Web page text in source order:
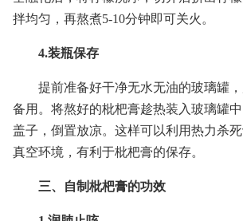
拌均匀，再熬煮5-10分钟即可关火。
4.装瓶保存
提前准备好干净无水无油的玻璃罐
备用。将熬好的枇杷膏趁热装入玻璃罐
盖子，倒置放凉。这样可以利用热力杀
真空环境，有利于枇杷膏的保存。
三、自制枇杷膏的功效